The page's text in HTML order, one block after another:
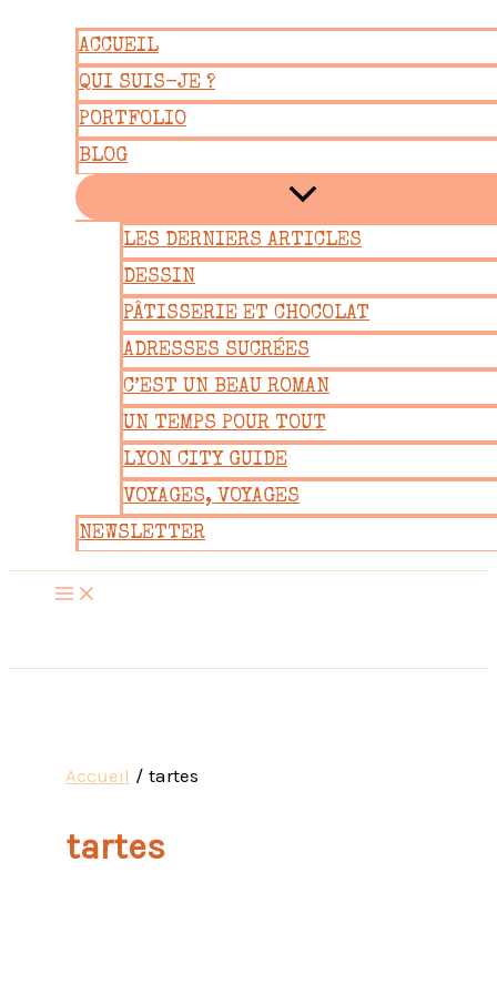
contenu
ACCUEIL
QUI SUIS-JE ?
PORTFOLIO
BLOG
LES DERNIERS ARTICLES
DESSIN
PÂTISSERIE ET CHOCOLAT
ADRESSES SUCRÉES
C’EST UN BEAU ROMAN
UN TEMPS POUR TOUT
LYON CITY GUIDE
VOYAGES, VOYAGES
NEWSLETTER
Accueil tartes
tartes